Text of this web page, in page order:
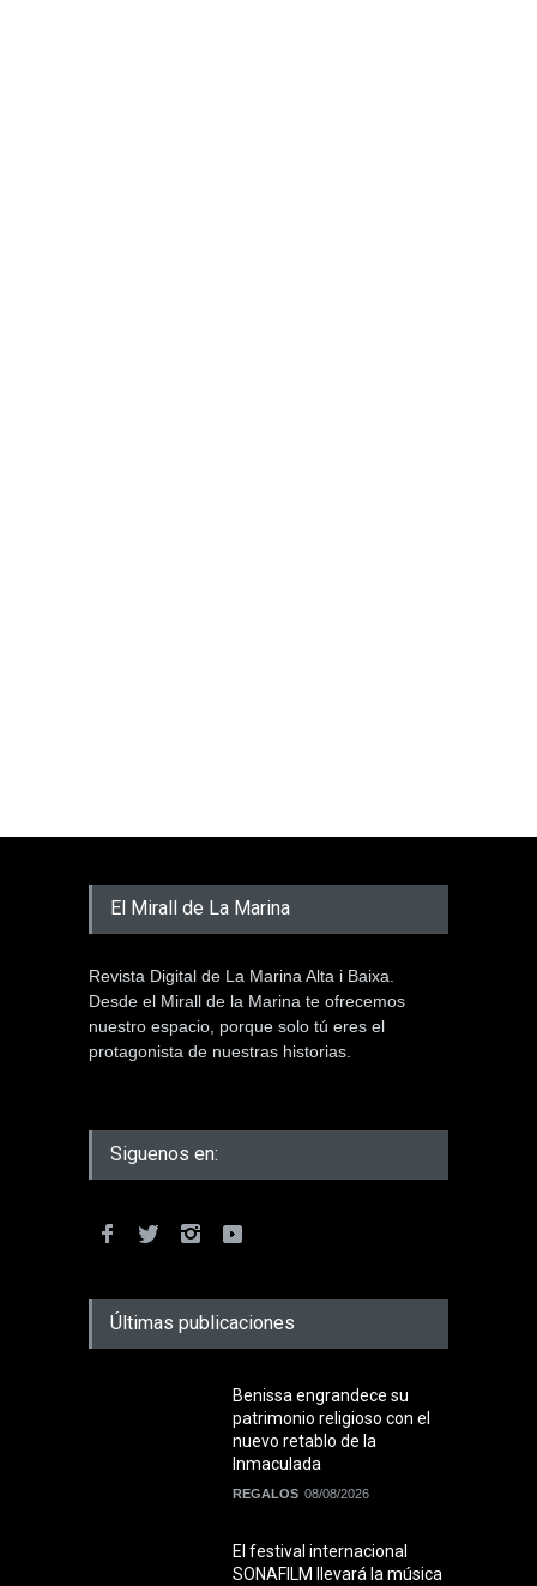
El Mirall de La Marina
Revista Digital de La Marina Alta i Baixa.
Desde el Mirall de la Marina te ofrecemos
nuestro espacio, porque solo tú eres el
protagonista de nuestras historias.
Siguenos en:
Últimas publicaciones
Benissa engrandece su
patrimonio religioso con el
nuevo retablo de la
Inmaculada
REGALOS 08/08/2026
El festival internacional
SONAFILM llevará la música